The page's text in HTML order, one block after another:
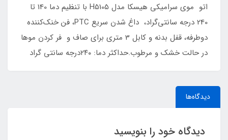
اتو موی سرامیکی هیسکا مدل H5105 با تنظیم دما 140 تا
240 درجه سانتی‌گراد، داغ شدن سریع PTC، فن خنک‌کننده
دوطرفه، قفل بدنه و کابل 3 متری برای صاف و فر کردن موها
در حالت خشک و مرطوب.حداکثر دما: ۲۴۰درجه سانتی گراد
دیدگاه‌ها
دیدگاه خود را بنویسید